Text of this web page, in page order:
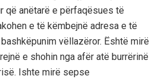
që anëtarë e përfaqësues të
e të këmbejnë adresa e të
vëllazëror. Është mirë
e shohin nga afër atë burrërinë
Ishte mirë sepse